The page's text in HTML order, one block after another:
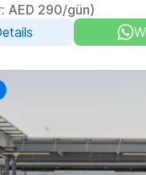
AED 290/gün)